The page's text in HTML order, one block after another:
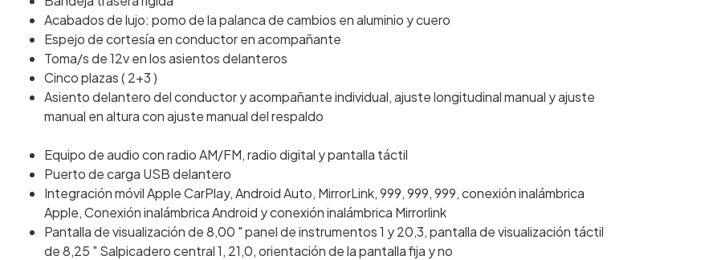
Acabados de lujo: pomo de la palanca de cambios en aluminio y cuero
Espejo de cortesía en conductor en acompañante
Toma/s de 12v en los asientos delanteros
Cinco plazas ( 2+3 )
Asiento delantero del conductor y acompañante individual, ajuste longitudinal manual y ajuste
manual en altura con ajuste manual del respaldo
Equipo de audio con radio AM/FM, radio digital y pantalla táctil
Puerto de carga USB delantero
Integración móvil Apple CarPlay, Android Auto, MirrorLink, 999, 999, 999, conexión inalámbrica
Apple, Conexión inalámbrica Android y conexión inalámbrica Mirrorlink
Pantalla de visualización de 8,00 " panel de instrumentos 1 y 20,3, pantalla de visualización táctil
de 8,25 " Salpicadero central 1, 21,0, orientación de la pantalla fija y no